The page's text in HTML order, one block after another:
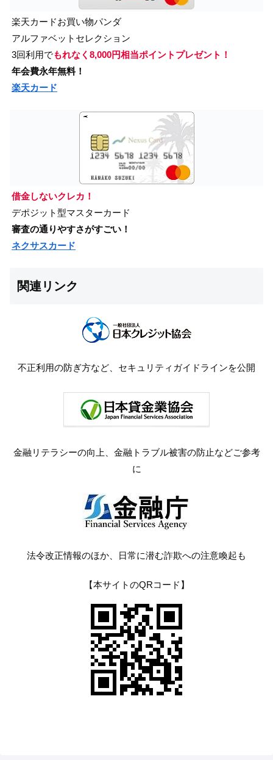
楽天カードお買い物パンダ
アルファベットセレクション
3回利用でもれなく8,000円相当ポイントプレゼント！
年会費永年無料！
楽天カード
借金しないクレカ！
デポジット型マスターカード
審査の通りやすさがすごい！
ネクサスカード
関連リンク
不正利用の防ぎ方など、セキュリティガイドラインを公開
金融リテラシーの向上、金融トラブル被害の防止などご参考
に
法令改正情報のほか、日常に潜む詐欺への注意喚起も
【本サイトのQRコード】